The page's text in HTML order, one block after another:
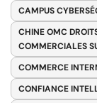
CAMPUS
CHINE OMC
COMMERCIALES
COMMERCE
CONFIANCE